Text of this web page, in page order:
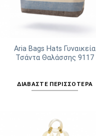
Aria Bags Hats Γυναικεία
Τσάντα Θαλάσσης 9117
ΔΙΑΒΆΣΤΕ ΠΕΡΙΣΣΌΤΕΡΑ